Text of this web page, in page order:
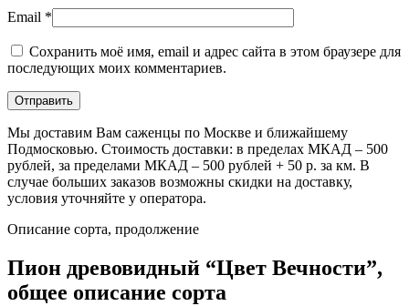
Email *
Сохранить моё имя, email и адрес сайта в этом браузере для
последующих моих комментариев.
Мы доставим Вам саженцы по Москве и ближайшему
Подмосковью. Стоимость доставки: в пределах МКАД – 500
рублей, за пределами МКАД – 500 рублей + 50 р. за км. В
случае больших заказов возможны скидки на доставку,
условия уточняйте у оператора.
Описание сорта, продолжение
Пион древовидный “Цвет Вечности”,
общее описание сорта